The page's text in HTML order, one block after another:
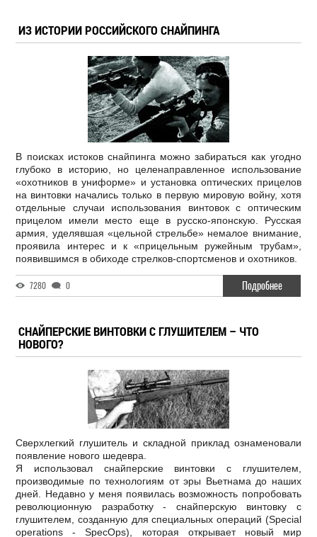
ИЗ ИСТОРИИ РОССИЙСКОГО СНАЙПИНГА
В поисках истоков снайпинга можно забираться как угодно
глубоко в историю, но целенаправленное использование
«охотников в униформе» и установка оптических прицелов
на винтовки начались только в первую мировую войну, хотя
отдельные случаи использования винтовок с оптическим
прицелом имели место еще в русско-японскую. Русская
армия, уделявшая «цельной стрельбе» немалое внимание,
проявила интерес и к «прицельным ружейным трубам»,
появившимся в обиходе стрелков-спортсменов и охотников.
7280 0 Подробнее
СНАЙПЕРСКИЕ ВИНТОВКИ С ГЛУШИТЕЛЕМ – ЧТО
НОВОГО?
Сверхлегкий глушитель и складной приклад ознаменовали
появление нового шедевра.
Я использовал снайперские винтовки с глушителем,
производимые по технологиям от эры Вьетнама до наших
дней. Недавно у меня появилась возможность попробовать
революционную разработку - снайперскую винтовку с
глушителем, созданную для специальных операций (Special
operations - SpecOps), которая открывает новый мир